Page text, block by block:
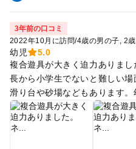
3年前の口コミ
2022年10月に訪問/4歳の男の子 2
幼児
5.0
複合遊具が大きく迫力ありま
長から小学生でないと難しい
滑り台や砂場などもあります。
める公園です。 遊具に近いの